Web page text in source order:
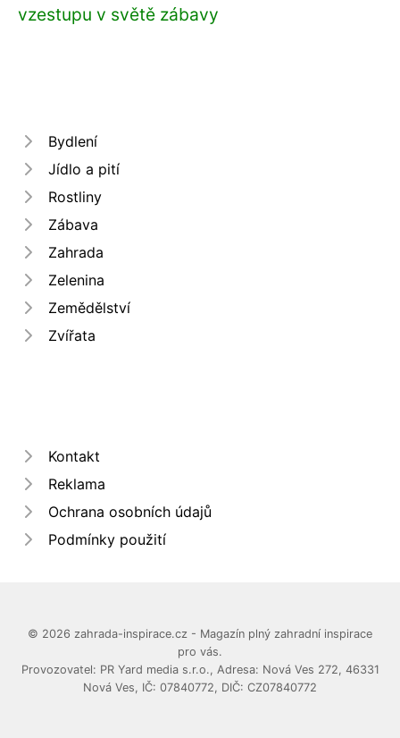
vzestupu v světě zábavy
Bydlení
Jídlo a pití
Rostliny
Zábava
Zahrada
Zelenina
Zemědělství
Zvířata
Kontakt
Reklama
Ochrana osobních údajů
Podmínky použití
© 2026 zahrada-inspirace.cz - Magazín plný zahradní inspirace
pro vás.
Provozovatel: PR Yard media s.r.o., Adresa: Nová Ves 272, 46331
Nová Ves, IČ: 07840772, DIČ: CZ07840772